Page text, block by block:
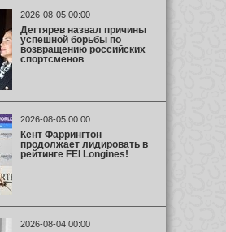
2026-08-05 00:00
Дегтярев назвал причины
успешной борьбы по
возвращению российских
спортсменов
2026-08-05 00:00
Кент Фаррингтон
продолжает лидировать в
рейтинге FEI Longines!
2026-08-04 00:00